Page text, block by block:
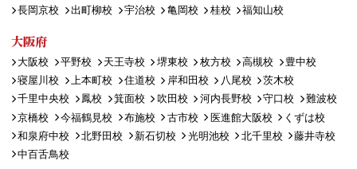
長岡京校
出町柳校 宇治校 亀岡校 桂校 福知山校
大阪府
大阪校 平野校 天王寺校 堺東校 枚方校 高槻校
豊中校
寝屋川校
上本町校 住道校 岸和田校 八尾校
茨木校
千里中央校
鳳校 箕面校 吹田校 河内長野校 守口校
難波校
京橋校
今福鶴見校 布施校 古市校 医進館大阪校
くずは校
和泉府中校
北野田校 新石切校 光明池校 北千里校
藤井寺校
中百舌鳥校